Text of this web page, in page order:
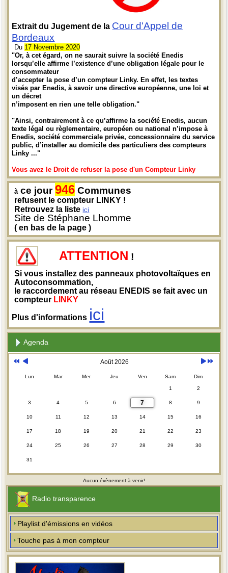
Extrait du Jugement de la Cour d'Appel de
Bordeaux
Du 17 Novembre 2020
"Or, à cet égard, on ne saurait suivre la société Enedis
lorsqu’elle affirme l’existence d’une obligation légale pour le
consommateur
d’accepter la pose d’un compteur Linky. En effet, les textes
visés par Enedis, à savoir une directive européenne, une loi et
un décret
n’imposent en rien une telle obligation."
"Ainsi, contrairement à ce qu’affirme la société Enedis, aucun
texte légal ou règlementaire, européen ou national n’impose à
Enedis, société commerciale privée, concessionnaire du service
public, d’installer au domicile des particuliers des compteurs
Linky ..."
Vous avez le Droit de refuser la pose d'un Compteur Linky
à ce jour946 Communes
refusent le compteur LINKY !
Retrouvez la listeici
Site de Stéphane Lhomme
( en bas de la page )
ATTENTION !
Si vous installez des panneaux photovoltaïques en
Autoconsommation,
le raccordement au réseau ENEDIS se fait avec un
compteur LINKY
Plus d'informations ici
Agenda
Août 2026
Lun Mar Mer Jeu Ven Sam Dim
1 2
3 4 5 6 7 8 9
10 11 12 13 14 15 16
17 18 19 20 21 22 23
24 25 26 27 28 29 30
31
Aucun évènement à venir!
Radio transparence
Playlist d'émissions en vidéos
Touche pas à mon compteur